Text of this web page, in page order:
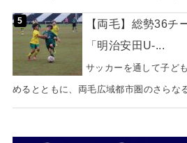
【両毛】総勢36チ
「明治安田U-...
サッカーを通して子ど
めるとともに、両毛広域都市圏のさらな